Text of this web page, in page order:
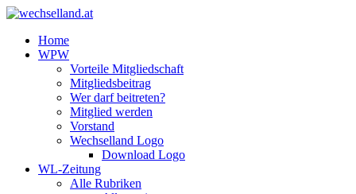
Home
WPW
Vorteile Mitgliedschaft
Mitgliedsbeitrag
Wer darf beitreten?
Mitglied werden
Vorstand
Wechselland Logo
Download Logo
WL-Zeitung
Alle Rubriken